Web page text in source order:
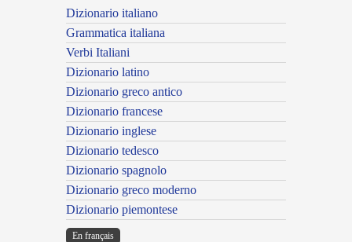
Dizionario italiano
Grammatica italiana
Verbi Italiani
Dizionario latino
Dizionario greco antico
Dizionario francese
Dizionario inglese
Dizionario tedesco
Dizionario spagnolo
Dizionario greco moderno
Dizionario piemontese
En français